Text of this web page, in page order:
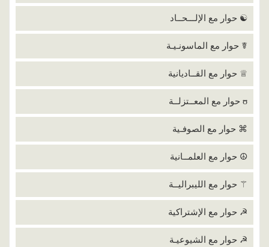
☯ حوار مع الإلـــحــاد
☤ حوار مع الماسونـيـة
♕ حوار مع القــاديانية
ʊ حوار مع المعــتزلــة
⌘ حوار مع الصوفـية
☮ حوار مع العلمــانية
⚚ حوار مع الليبراليــة
☭ حوار مع الإشتراكية
☭ حوار مع الشيوعيـة